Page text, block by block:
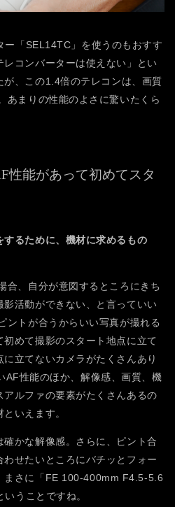
「SEL14TC」を使うのもおすす
コンバーターは使えない」とい
が、この1.4倍のテレコンは、画質
あまりの性能のよさに驚いたくら
性能があって初めてスタ
るために、機材に求めるもの
合、自分が意図するところにきち
影活動ができない、と言っていい
ントが合うからいい写真が撮れる
めて撮影のスタート地点に立て
立てないカメラがたくさんあり
AF性能のほか、解像感、画質、機
ルファの要素がたくさんあるの
いえます。
かな解像感。さらに、ピント合
せたいところにバチッとフォー
まさに「FE 100-400mm F4.5-5.6
うことですね。